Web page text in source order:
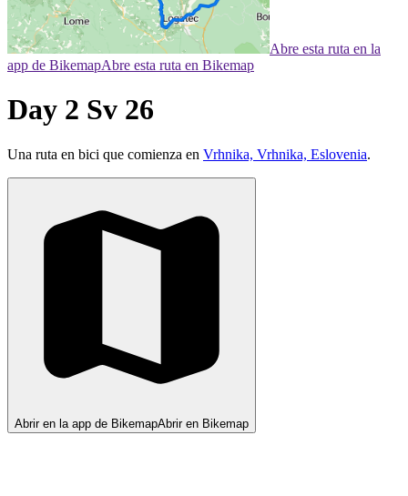
Abre esta ruta en la
app de BikemapAbre esta ruta en Bikemap
Day 2 Sv 26
Una ruta en bici que comienza en Vrhnika, Vrhnika, Eslovenia.
Abrir en la app de BikemapAbrir en Bikemap